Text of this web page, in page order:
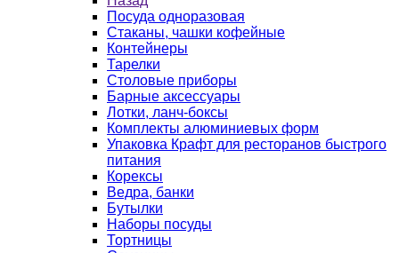
Посуда одноразовая
Стаканы, чашки кофейные
Контейнеры
Тарелки
Столовые приборы
Барные аксессуары
Лотки, ланч-боксы
Комплекты алюминиевых форм
Упаковка Крафт для ресторанов быстрого
питания
Корексы
Ведра, банки
Бутылки
Наборы посуды
Тортницы